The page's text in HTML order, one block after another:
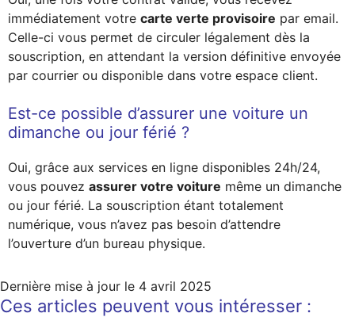
immédiatement votre carte verte provisoire par email.
Celle-ci vous permet de circuler légalement dès la
souscription, en attendant la version définitive envoyée
par courrier ou disponible dans votre espace client.
Est-ce possible d’assurer une voiture un
dimanche ou jour férié ?
Oui, grâce aux services en ligne disponibles 24h/24,
vous pouvez assurer votre voiture même un dimanche
ou jour férié. La souscription étant totalement
numérique, vous n’avez pas besoin d’attendre
l’ouverture d’un bureau physique.
Dernière mise à jour le 4 avril 2025
Ces articles peuvent vous intéresser :